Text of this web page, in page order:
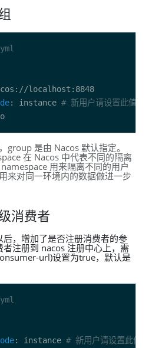
: instance # 新用户请设置此值，
group 是由 Nacos 默认指定。
在 Nacos 中代表不同的隔离
用来隔离不同的用户
来对同一环境内的数据做进一步
消费者
，增加了是否注册消费者的参
注册到 nacos 注册中心上，需
url)设置为true，默认是
: instance # 新用户请设置此值，